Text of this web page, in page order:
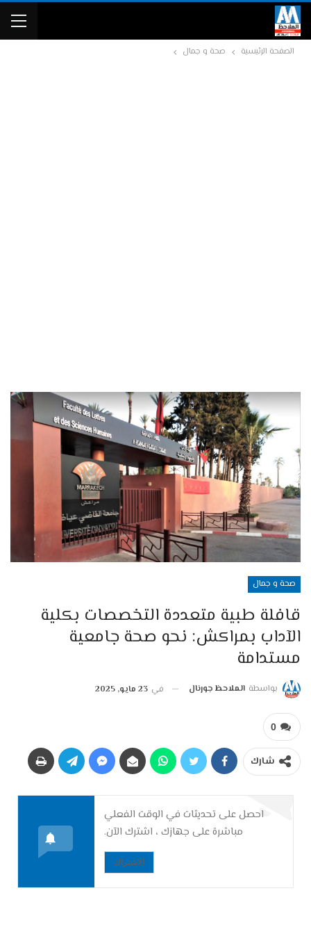
الصفحة الرئيسية صحة و جمال
صحة و جمال
قافلة طبية متعددة التخصصات بكلية
الآداب بمراكش: نحو صحة جامعية
مستدامة
بواسطة الملاحظ جورنال في 23 مايو, 2025
0
شارك
احصل على تحديثات في الوقت الفعلي
مباشرة على جهازك ، اشترك الآن.
الاشتراك